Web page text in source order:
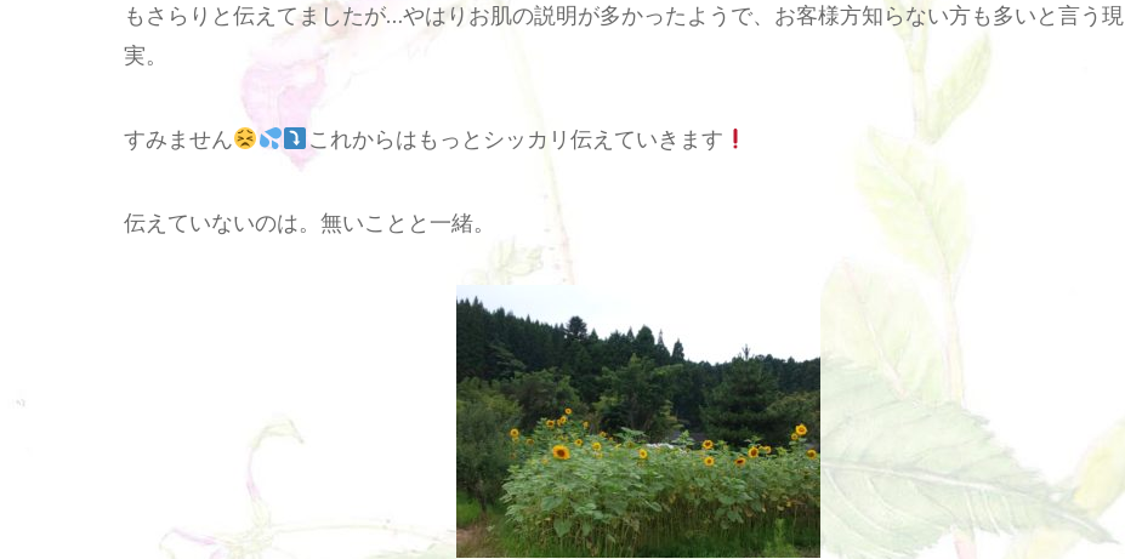
もさらりと伝えてましたが…やはりお肌の説明が多かったようで、お客様方知らない方も多いと言う現
実。
すみません これからはもっとシッカリ伝えていきます
伝えていないのは。無いことと一緒。